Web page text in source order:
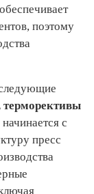
поэтому
терморективы
с
пресс